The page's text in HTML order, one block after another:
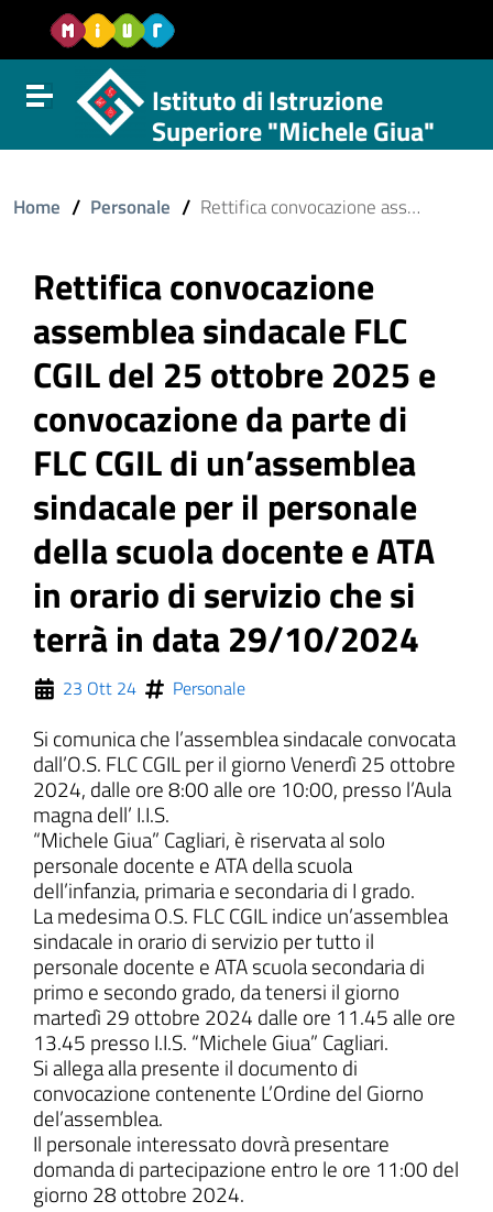
Vai al contenuto
Vail al menu di navigazione
Vai al footer
Attiva disattiva la navigazione
del sito
Istituto di Istruzione
Superiore "Michele Giua"
Home / Personale / Rettifica convocazione assemblea sindacale FLC CGIL del 25 ottobre 2025 e convocazione da parte di FLC CGIL di un’assemblea sindacale per il personale della scuola docente e ATA in orario di servizio che si terrà in data 29/10/2024
Rettifica convocazione
assemblea sindacale FLC
CGIL del 25 ottobre 2025 e
convocazione da parte di
FLC CGIL di un’assemblea
sindacale per il personale
della scuola docente e ATA
in orario di servizio che si
terrà in data 29/10/2024
23 Ott 24 Personale
Si comunica che l’assemblea sindacale convocata
dall’O.S. FLC CGIL per il giorno Venerdì 25 ottobre
2024, dalle ore 8:00 alle ore 10:00, presso l’Aula
magna dell’ I.I.S.
“Michele Giua” Cagliari, è riservata al solo
personale docente e ATA della scuola
dell’infanzia, primaria e secondaria di I grado.
La medesima O.S. FLC CGIL indice un’assemblea
sindacale in orario di servizio per tutto il
personale docente e ATA scuola secondaria di
primo e secondo grado, da tenersi il giorno
martedì 29 ottobre 2024 dalle ore 11.45 alle ore
13.45 presso I.I.S. “Michele Giua” Cagliari.
Si allega alla presente il documento di
convocazione contenente L’Ordine del Giorno
del’assemblea.
Il personale interessato dovrà presentare
domanda di partecipazione entro le ore 11:00 del
giorno 28 ottobre 2024.